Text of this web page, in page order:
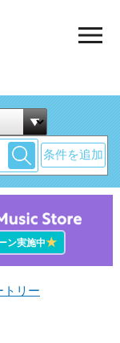
条件を追加
ン実施中★
トリー